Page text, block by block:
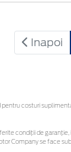
Inapoi
costuri
condiții de
Company se face